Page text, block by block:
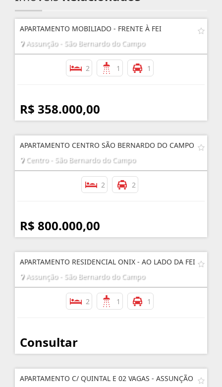
APARTAMENTO MOBILIADO - FRENTE À FEI
Assunção - São Bernardo do Campo
2 1 1
R$ 358.000,00
APARTAMENTO CENTRO SÃO BERNARDO DO CAMPO
Centro - São Bernardo do Campo
2 2
R$ 800.000,00
APARTAMENTO RESIDENCIAL ONIX - AO LADO DA FEI
Assunção - São Bernardo do Campo
2 1 1
Consultar
APARTAMENTO C/ QUINTAL E 02 VAGAS - ASSUNÇÃO